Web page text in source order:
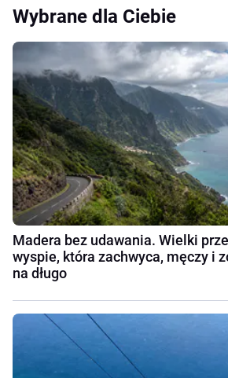
Wybrane dla Ciebie
Madera bez udawania. Wielki
wyspie, która zachwyca, męczy i
na długo